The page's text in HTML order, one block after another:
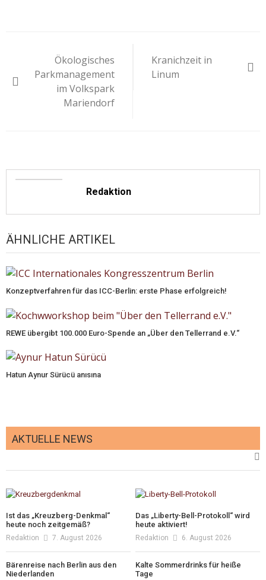
Ökologisches
Parkmanagement
im Volkspark
Mariendorf
Kranichzeit in
Linum
Redaktion
ÄHNLICHE ARTIKEL
Konzeptverfahren für das ICC-Berlin: erste Phase erfolgreich!
REWE übergibt 100.000 Euro-Spende an „Über den Tellerrand e.V.“
Hatun Aynur Sürücü anısına
AKTUELLE NEWS
Ist das „Kreuzberg-Denkmal“
heute noch zeitgemäß?
Redaktion 7. August 2026
Das „Liberty-Bell-Protokoll“ wird
heute aktiviert!
Redaktion 6. August 2026
Bärenreise nach Berlin aus den
Niederlanden
Kalte Sommerdrinks für heiße
Tage